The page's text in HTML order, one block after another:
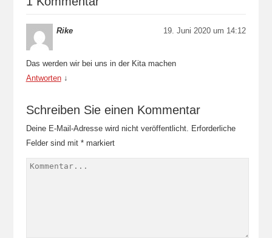
Rike 19. Juni 2020 um 14:12
Das werden wir bei uns in der Kita machen
Antworten ↓
Schreiben Sie einen Kommentar
Deine E-Mail-Adresse wird nicht veröffentlicht. Erforderliche
Felder sind mit *markiert